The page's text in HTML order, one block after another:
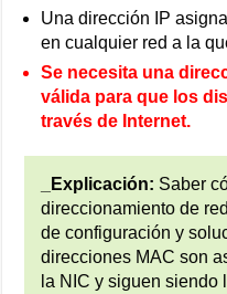
Una dirección IP
en cualquier red a la
Se necesita una
válida para que los
través de Internet.
_Explicación: Saber
direccionamiento de
de configuración y
direcciones MAC son
la NIC y siguen siendo